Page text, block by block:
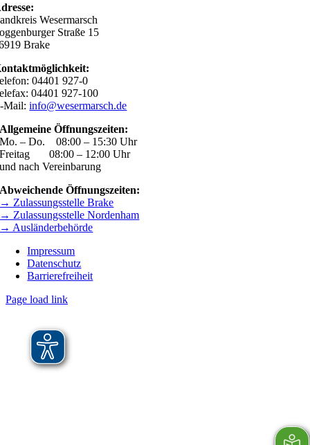
Wesermarsch
Straße 15
Brake
04401 927-0
04401 927-100
Mail:info@wesermarsch.de
Allgemeine Öffnungszeiten:
Mo. – Do. 08:00 – 15:30 Uhr
Freitag 08:00 – 12:00 Uhr
und nach Vereinbarung
Abweichende Öffnungszeiten:
→ Zulassungsstelle Brake
→ Zulassungsstelle Nordenham
→ Ausländerbehörde
Impressum
Datenschutz
Barrierefreiheit
Page load link